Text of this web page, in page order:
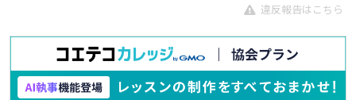
違反報告はこちら